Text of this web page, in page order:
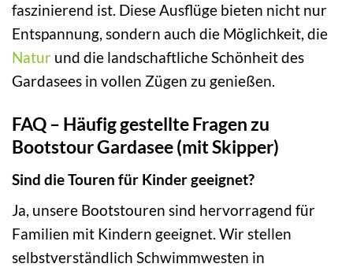
faszinierend ist. Diese Ausflüge bieten nicht nur
Entspannung, sondern auch die Möglichkeit, die
Natur und die landschaftliche Schönheit des
Gardasees in vollen Zügen zu genießen.
FAQ – Häufig gestellte Fragen zu
Bootstour Gardasee (mit Skipper)
Sind die Touren für Kinder geeignet?
Ja, unsere Bootstouren sind hervorragend für
Familien mit Kindern geeignet. Wir stellen
selbstverständlich Schwimmwesten in